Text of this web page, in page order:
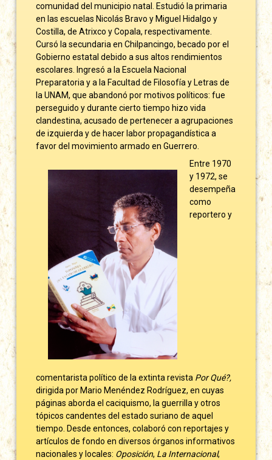
comunidad del municipio natal. Estudió la primaria
en las escuelas Nicolás Bravo y Miguel Hidalgo y
Costilla, de Atrixco y Copala, respectivamente.
Cursó la secundaria en Chilpancingo, becado por el
Gobierno estatal debido a sus altos rendimientos
escolares. Ingresó a la Escuela Nacional
Preparatoria y a la Facultad de Filosofía y Letras de
la UNAM, que abandonó por motivos políticos: fue
perseguido y durante cierto tiempo hizo vida
clandestina, acusado de pertenecer a agrupaciones
de izquierda y de hacer labor propagandística a
favor del movimiento armado en Guerrero.
Entre 1970
y 1972, se
desempeña
como
reportero y
comentarista político de la extinta revista Por Qué?,
dirigida por Mario Menéndez Rodríguez, en cuyas
páginas aborda el caciquismo, la guerrilla y otros
tópicos candentes del estado suriano de aquel
tiempo. Desde entonces, colaboró con reportajes y
artículos de fondo en diversos órganos informativos
nacionales y locales: Oposición La Internacional,